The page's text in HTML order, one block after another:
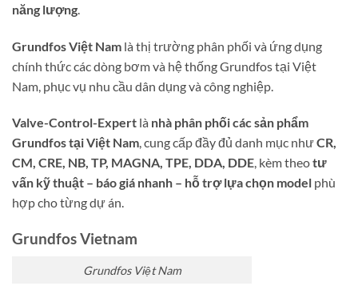
năng lượng
Grundfos Việt Nam là thị trường phân phối và ứng dụng
chính thức các dòng bơm và hệ thống Grundfos tại Việt
Nam, phục vụ nhu cầu dân dụng và công nghiệp.
Valve-Control-Expert là nhà phân phối các sản phẩm
Grundfos tại Việt Nam, cung cấp đầy đủ danh mục nhưCR,
CM, CRE, NB, TP, MAGNA, TPE, DDA, DDE, kèm theotư
vấn kỹ thuật – báo giá nhanh – hỗ trợ lựa chọn model phù
hợp cho từng dự án.
Grundfos Vietnam
Grundfos Việt Nam